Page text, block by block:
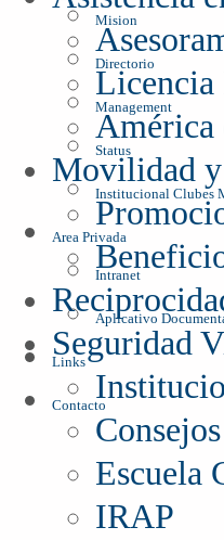
Mision
Directorio
Management
Status
Institucional Clubes
Area Privada
Intranet
Aplicativo
Links
Contacto
Licencia
Movilidad
Seguridad
Consejos
Escuela
IRAP